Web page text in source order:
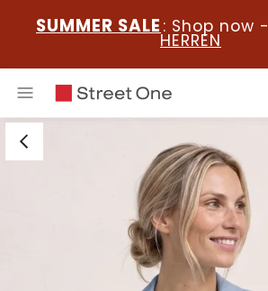
SUMMER SALE : Shop now -
HERREN